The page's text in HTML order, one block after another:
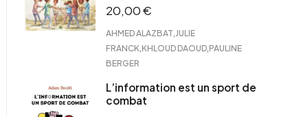
20,00€
AHMED ALAZBAT JULIE
FRANCK KHLOUD DAOUD PAULINE
BERGER
L’information est un sport de
combat